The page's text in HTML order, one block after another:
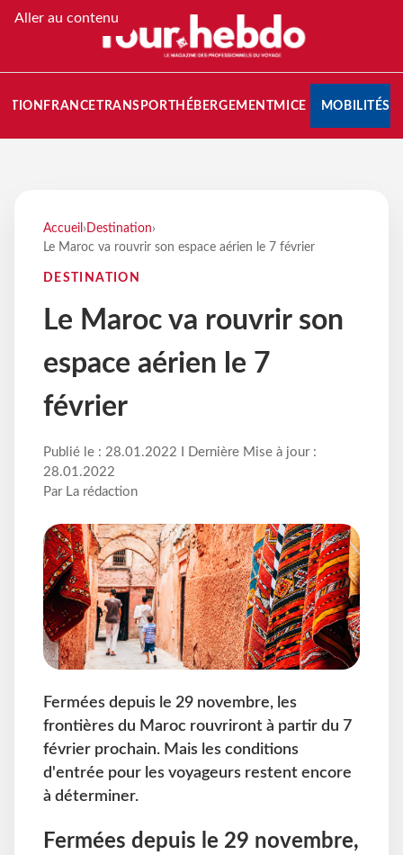
Aller au contenu
FRANCETRANSPORT HÉBERGEMENTMICE MOBILITÉS
Accueil › Destination›
Le Maroc va rouvrir son espace aérien le 7 février
DESTINATION
Le Maroc va rouvrir son
espace aérien le 7
février
Publié le : 28.01.2022 I Dernière Mise à jour :
28.01.2022
Par La rédaction
Fermées depuis le 29 novembre, les
frontières du Maroc rouvriront à partir du 7
février prochain. Mais les conditions
d'entrée pour les voyageurs restent encore
à déterminer.
Fermées depuis le 29 novembre,